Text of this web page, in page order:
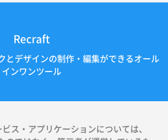
Recraft
とデザインの制作・編集ができるオール
インワンツール
ス・アプリケーションについては、